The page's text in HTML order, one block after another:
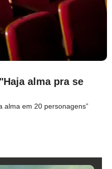
alma pra se
alma em 20 personagens”